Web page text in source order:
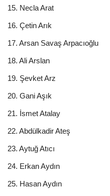
15. Necla Arat
16. Çetin Arık
17. Arsan Savaş Arpacıoğlu
18. Ali Arslan
19. Şevket Arz
20. Gani Aşık
21. İsmet Atalay
22. Abdülkadir Ateş
23. Aytuğ Atıcı
24. Erkan Aydın
25. Hasan Aydın